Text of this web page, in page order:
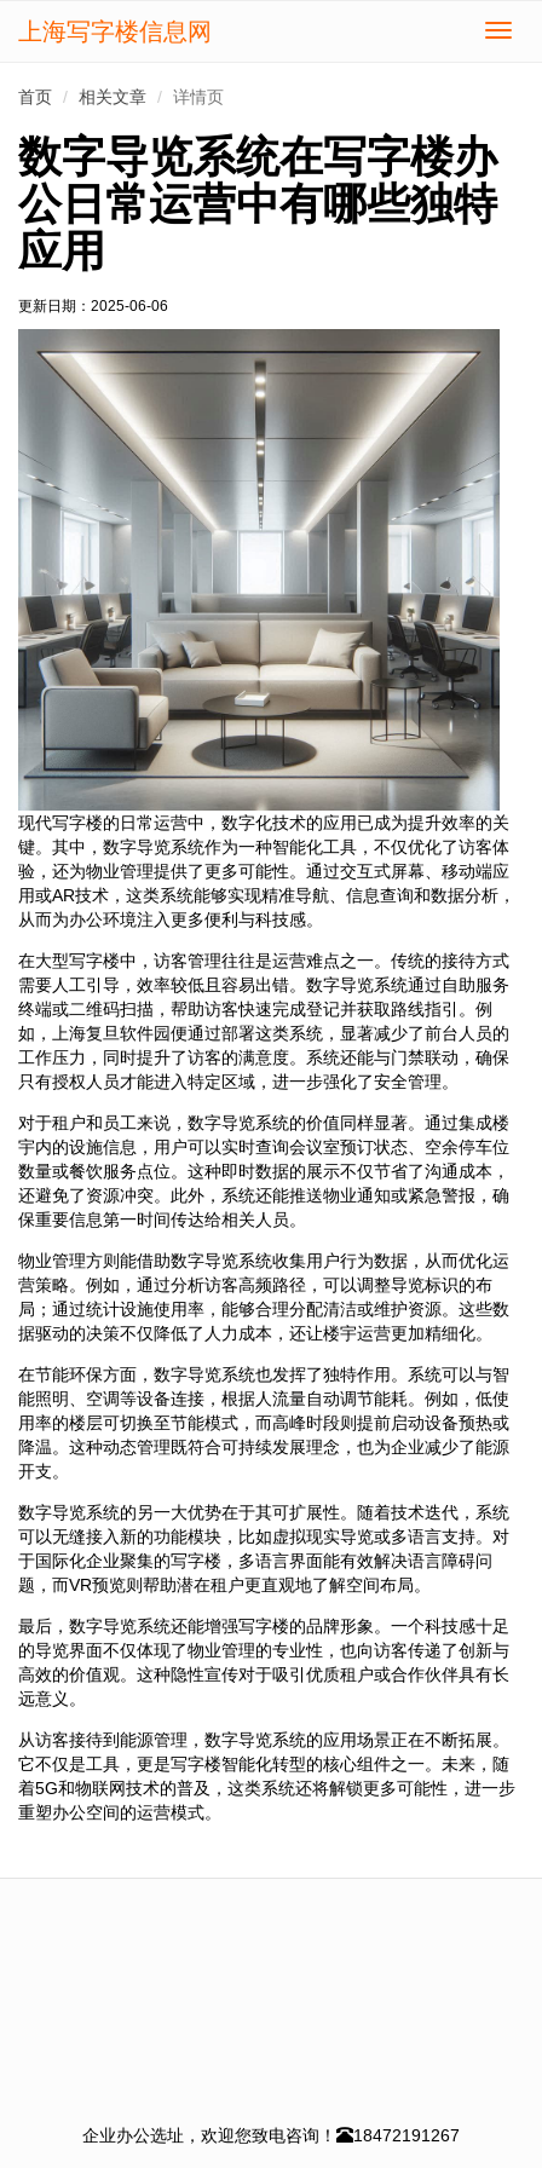
切
上海写字楼信息网
首页 相关文章 详情页
数字导览系统在写字楼办
公日常运营中有哪些独特
应用
更新日期： 2025-06-06
现代写字楼的日常运营中，数字化技术的应用已成为提升效率的关
键。其中，数字导览系统作为一种智能化工具，不仅优化了访客体
验，还为物业管理提供了更多可能性。通过交互式屏幕、移动端应
用或AR技术，这类系统能够实现精准导航、信息查询和数据分析，
从而为办公环境注入更多便利与科技感。
在大型写字楼中，访客管理往往是运营难点之一。传统的接待方式
需要人工引导，效率较低且容易出错。数字导览系统通过自助服务
终端或二维码扫描，帮助访客快速完成登记并获取路线指引。例
如，上海复旦软件园便通过部署这类系统，显著减少了前台人员的
工作压力，同时提升了访客的满意度。系统还能与门禁联动，确保
只有授权人员才能进入特定区域，进一步强化了安全管理。
对于租户和员工来说，数字导览系统的价值同样显著。通过集成楼
宇内的设施信息，用户可以实时查询会议室预订状态、空余停车位
数量或餐饮服务点位。这种即时数据的展示不仅节省了沟通成本，
还避免了资源冲突。此外，系统还能推送物业通知或紧急警报，确
保重要信息第一时间传达给相关人员。
物业管理方则能借助数字导览系统收集用户行为数据，从而优化运
营策略。例如，通过分析访客高频路径，可以调整导览标识的布
局；通过统计设施使用率，能够合理分配清洁或维护资源。这些数
据驱动的决策不仅降低了人力成本，还让楼宇运营更加精细化。
在节能环保方面，数字导览系统也发挥了独特作用。系统可以与智
能照明、空调等设备连接，根据人流量自动调节能耗。例如，低使
用率的楼层可切换至节能模式，而高峰时段则提前启动设备预热或
降温。这种动态管理既符合可持续发展理念，也为企业减少了能源
开支。
数字导览系统的另一大优势在于其可扩展性。随着技术迭代，系统
可以无缝接入新的功能模块，比如虚拟现实导览或多语言支持。对
于国际化企业聚集的写字楼，多语言界面能有效解决语言障碍问
题，而VR预览则帮助潜在租户更直观地了解空间布局。
最后，数字导览系统还能增强写字楼的品牌形象。一个科技感十足
的导览界面不仅体现了物业管理的专业性，也向访客传递了创新与
高效的价值观。这种隐性宣传对于吸引优质租户或合作伙伴具有长
远意义。
从访客接待到能源管理，数字导览系统的应用场景正在不断拓展。
它不仅是工具，更是写字楼智能化转型的核心组件之一。未来，随
着5G和物联网技术的普及，这类系统还将解锁更多可能性，进一步
重塑办公空间的运营模式。
企业办公选址，欢迎您致电咨询！ 18472191267